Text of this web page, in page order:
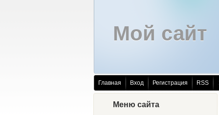
Мой сайт
Главная Вход Регистрация RSS
Меню сайта